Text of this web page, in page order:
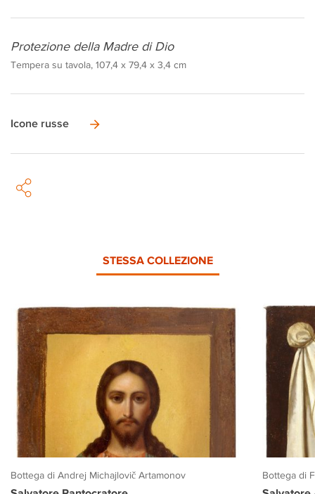
Protezione della Madre di Dio
Tempera su tavola, 107,4 x 79,4 x 3,4 cm
Icone russe
STESSA COLLEZIONE
Bottega di Andrej Michajlovič Artamonov Bottega di